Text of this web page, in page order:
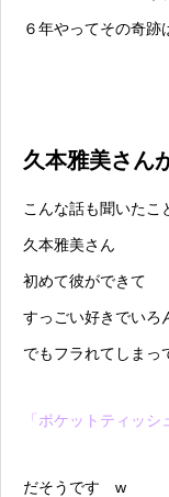
６年やってその奇跡
久本雅美さん
こんな話も聞いたこ
久本雅美さん
初めて彼ができて
すっごい好きでいろ
でもフラれてしまっ
「ポケットティッシ
だそうです w